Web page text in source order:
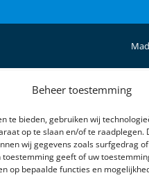
Beheer toestemming
te bieden, gebruiken wij
op te slaan en/of te raadplegen.
wij gegevens zoals surfgedrag
toestemming geeft of uw
op bepaalde functies en